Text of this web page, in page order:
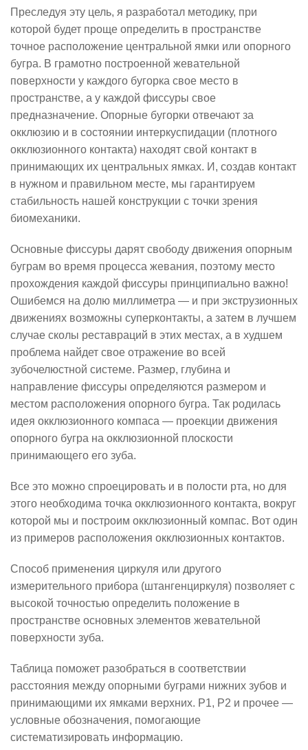
Преследуя эту цель, я разработал методику, при
которой будет проще определить в пространстве
точное расположение центральной ямки или опорного
бугра. В грамотно построенной жевательной
поверхности у каждого бугорка свое место в
пространстве, а у каждой фиссуры свое
предназначение. Опорные бугорки отвечают за
окклюзию и в состоянии интеркуспидации (плотного
окклюзионного контакта) находят свой контакт в
принимающих их центральных ямках. И, создав контакт
в нужном и правильном месте, мы гарантируем
стабильность нашей конструкции с точки зрения
биомеханики.
Основные фиссуры дарят свободу движения опорным
буграм во время процесса жевания, поэтому место
прохождения каждой фиссуры принципиально важно!
Ошибемся на долю миллиметра — и при экструзионных
движениях возможны суперконтакты, а затем в лучшем
случае сколы реставраций в этих местах, а в худшем
проблема найдет свое отражение во всей
зубочелюстной системе. Размер, глубина и
направление фиссуры определяются размером и
местом расположения опорного бугра. Так родилась
идея окклюзионного компаса — проекции движения
опорного бугра на окклюзионной плоскости
принимающего его зуба.
Все это можно спроецировать и в полости рта, но для
этого необходима точка окклюзионного контакта, вокруг
которой мы и построим окклюзионный компас. Вот один
из примеров расположения окклюзионных контактов.
Способ применения циркуля или другого
измерительного прибора (штангенциркуля) позволяет с
высокой точностью определить положение в
пространстве основных элементов жевательной
поверхности зуба.
Таблица поможет разобраться в соответствии
расстояния между опорными буграми нижних зубов и
принимающими их ямками верхних. Р1, Р2 и прочее —
условные обозначения, помогающие
систематизировать информацию.